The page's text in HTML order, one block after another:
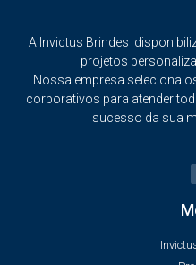
A Invictus Brindes
projetos
Nossa empresa seleciona
corporativos para atender
sucesso da sua